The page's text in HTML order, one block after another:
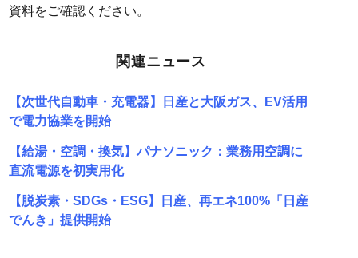
資料をご確認ください。
関連ニュース
【次世代自動車・充電器】日産と大阪ガス、EV活用
で電力協業を開始
【給湯・空調・換気】パナソニック：業務用空調に
直流電源を初実用化
【脱炭素・SDGs・ESG】日産、再エネ100%「日産
でんき」提供開始